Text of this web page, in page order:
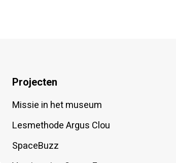
Projecten
Missie in het museum
Lesmethode Argus Clou
SpaceBuzz